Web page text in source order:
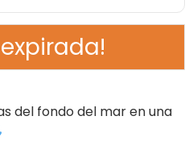
del fondo del mar en una